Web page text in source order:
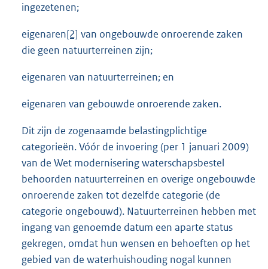
ingezetenen;
eigenaren[2] van ongebouwde onroerende zaken
die geen natuurterreinen zijn;
eigenaren van natuurterreinen; en
eigenaren van gebouwde onroerende zaken.
Dit zijn de zogenaamde belastingplichtige
categorieën. Vóór de invoering (per 1 januari 2009)
van de Wet modernisering waterschapsbestel
behoorden natuurterreinen en overige ongebouwde
onroerende zaken tot dezelfde categorie (de
categorie ongebouwd). Natuurterreinen hebben met
ingang van genoemde datum een aparte status
gekregen, omdat hun wensen en behoeften op het
gebied van de waterhuishouding nogal kunnen